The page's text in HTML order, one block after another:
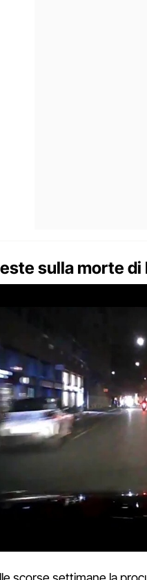
sulla morte di